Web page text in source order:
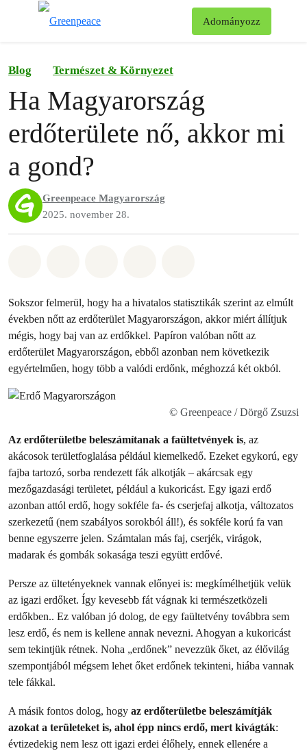
Adományozz
Blog Természet & Környezet
Ha Magyarország
erdőterülete nő, akkor mi
a gond?
Greenpeace Magyarország
2025. november 28.
Sokszor felmerül, hogy ha a hivatalos statisztikák szerint az elmúlt
években nőtt az erdőterület Magyarországon, akkor miért állítjuk
mégis, hogy baj van az erdőkkel. Papíron valóban nőtt az
erdőterület Magyarországon, ebből azonban nem következik
egyértelműen, hogy több a valódi erdőnk, méghozzá két okból.
© Greenpeace / Dörgő Zsuzsi
Az erdőterületbe beleszámítanak a faültetvények is, az
akácosok területfoglalása például kiemelkedő. Ezeket egykorú, egy
fajba tartozó, sorba rendezett fák alkotják – akárcsak egy
mezőgazdasági területet, például a kukoricást. Egy igazi erdő
azonban attól erdő, hogy sokféle fa- és cserjefaj alkotja, változatos
szerkezetű (nem szabályos sorokból áll!), és sokféle korú fa van
benne egyszerre jelen. Számtalan más faj, cserjék, virágok,
madarak és gombák sokasága teszi együtt erdővé.
Persze az ültetényeknek vannak előnyei is: megkímélhetjük velük
az igazi erdőket. Így kevesebb fát vágnak ki természetközeli
erdőkben.. Ez valóban jó dolog, de egy faültetvény továbbra sem
lesz erdő, és nem is kellene annak nevezni. Ahogyan a kukoricást
sem tekintjük rétnek. Noha „erdőnek” nevezzük őket, az élővilág
szempontjából mégsem lehet őket erdőnek tekinteni, hiába vannak
tele fákkal.
A másik fontos dolog, hogy az erdőterületbe beleszámítják
azokat a területeket is, ahol épp nincs erdő, mert kivágták:
évtizedekig nem lesz ott igazi erdei élőhely, ennek ellenére a